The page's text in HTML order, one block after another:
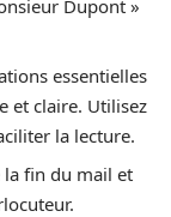
Dupont »
essentielles
et claire. Utilisez
la lecture.
la fin du mail et